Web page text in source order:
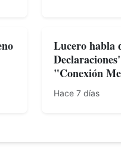
Lucero habla
"Conexión
Hace 7 días